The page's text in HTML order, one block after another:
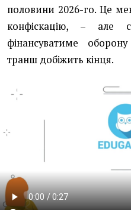
половини 2026-го. Це
конфіскацію, –
фінансуватиме
транш добіжить кінця.